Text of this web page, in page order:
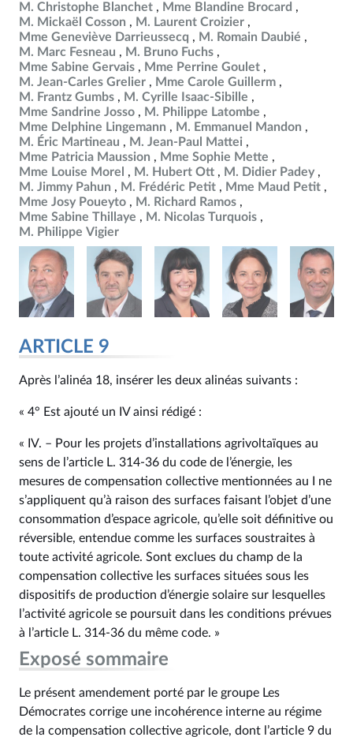
M. Christophe Blanchet
Mme Blandine Brocard
M. Mickaël Cosson
M. Laurent Croizier
Mme Geneviève Darrieussecq
M. Romain Daubié
M. Marc Fesneau
M. Bruno Fuchs
Mme Sabine Gervais
Mme Perrine Goulet
M. Jean-Carles Grelier
Mme Carole Guillerm
M. Frantz Gumbs
M. Cyrille Isaac-Sibille
Mme Sandrine Josso
M. Philippe Latombe
Mme Delphine Lingemann
M. Emmanuel Mandon
M. Éric Martineau
M. Jean-Paul Mattei
Mme Patricia Maussion
Mme Sophie Mette
Mme Louise Morel
M. Hubert Ott
M. Didier Padey
M. Jimmy Pahun
M. Frédéric Petit
Mme Maud Petit
Mme Josy Poueyto
M. Richard Ramos
Mme Sabine Thillaye
M. Nicolas Turquois
M. Philippe Vigier
ARTICLE 9
Après l’alinéa 18, insérer les deux alinéas suivants :
« 4° Est ajouté un IV ainsi rédigé :
« IV. – Pour les projets d’installations agrivoltaïques au
sens de l’article L. 314‑36 du code de l’énergie, les
mesures de compensation collective mentionnées au I ne
s’appliquent qu’à raison des surfaces faisant l’objet d’une
consommation d’espace agricole, qu’elle soit définitive ou
réversible, entendue comme les surfaces soustraites à
toute activité agricole. Sont exclues du champ de la
compensation collective les surfaces situées sous les
dispositifs de production d’énergie solaire sur lesquelles
l’activité agricole se poursuit dans les conditions prévues
à l’article L. 314‑36 du même code. »
Exposé sommaire
Le présent amendement porté par le groupe Les
Démocrates corrige une incohérence interne au régime
de la compensation collective agricole, dont l’article 9 du